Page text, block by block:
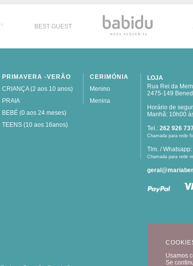
BEST GUEST
PRIMAVERA -VERÃO
CRIANÇA (2 aos 10 anos)
PRAIA
BEBÉ (0 aos 24 meses)
TEENS (10 aos 16anos)
CERIMÓNIA
Menino
Menina
LOJA
Rua Rei da
2475-149
Horário de
Manhã: 10h00
Tel.:262 926
Chamada para rede
Tlm. /
Chamada para rede
Usamos
Se